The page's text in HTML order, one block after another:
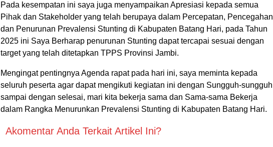
Pada kesempatan ini saya juga menyampaikan Apresiasi kepada semua
Pihak dan Stakeholder yang telah berupaya dalam Percepatan, Pencegahan
dan Penurunan Prevalensi Stunting di Kabupaten Batang Hari, pada Tahun
2025 ini Saya Berharap penurunan Stunting dapat tercapai sesuai dengan
target yang telah ditetapkan TPPS Provinsi Jambi.
Mengingat pentingnya Agenda rapat pada hari ini, saya meminta kepada
seluruh peserta agar dapat mengikuti kegiatan ini dengan Sungguh-sungguh
sampai dengan selesai, mari kita bekerja sama dan Sama-sama Bekerja
dalam Rangka Menurunkan Prevalensi Stunting di Kabupaten Batang Hari.
Akomentar Anda Terkait Artikel Ini?